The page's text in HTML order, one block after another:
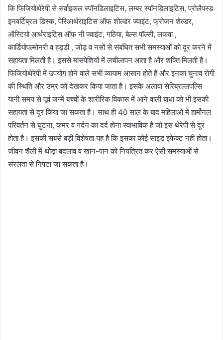
कि फिजियोथेरेपी से सर्वाइकल स्पॉनडिलाइटिस, लम्बर स्पॉनडिलाइटिस, प्रोलैपस्ड
इनवर्टिब्रल डिस्क, पेरिआर्थराइटिस ऑफ शोल्डर ज्वाइंट, फ्रोजन शेल्डर,
ऑस्टियो आर्थराइटिस ऑफ नी ज्वाइंट, गठिया, बेल्स पॉल्सी, लकवा ,
कार्डियोपल्मोनरी व हड्डी , जोड़ व नसों से संबंधित सभी समस्याओं को दूर करने में
सहायता मिलती है। इससे मांसपेशियों में लचीलापन आता है और शक्ति मिलती है।
फिजियोथेरेपी में उपयोग होने वाले सभी व्यायाम आसान होते हैं और इनका चुनाव रोगी
की स्थिति और उम्र को देखकर किया जाता है। इसके अलावा सेरिब्रल्लपल्सि
यानी समय से पूर्व जन्में बच्चों के शारीरिक विकास में आने वाली बाधा को भी इसकी
सहायता से दूर किया जा सकता है। साथ ही 40 साल के बाद महिलाओं में हार्मोनल
परिवर्तन से घुटना, कमर व गर्दन का दर्द होना स्वाभाविक है जो इस थेरेपी से दूर
होता है। इसकी सबसे बड़ी विशेषता यह है कि इसका कोई साइड इफेक्ट नहीं होता।
जीवन शैली में थोड़ा बदलाव व खान-पान को नियंत्रित कर ऐसी समस्याओं से
सरलता से निपटा जा सकता है।